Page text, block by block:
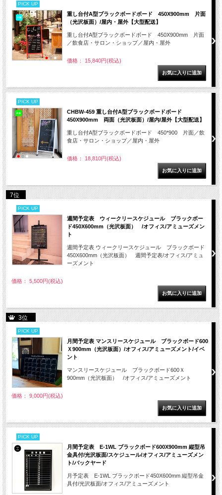
PICK UP
重し台付A型ブラックボードボード 450X900mm 片面
（光沢板面）/屋内・屋外【大型配送】
重し台付A型ブラックボードボード 450X900mm 片面
／飲食店・サロン・ショップ／屋内・屋外
価格： 15,840円(税込)
PICK UP
CHBW-459 重し台付A型ブラックボードボード
450X900mm 両面（光沢板面）/屋内/屋外【大型配送】
重し台付A型ブラックボードボード 450*900 片面／飲
食店・サロン・ショップ／屋内・屋外
価格： 18,810円(税込)
7位
PICK UP
週間予定表 ウィークリースケジュール ブラックボー
ド450X600mm（光沢板面） /オフィス/アミューズメン
ト
週間予定表 ウィークリースケジュール ブラックボード
450X600mm（光沢板面） 週間予定表/オフィス/アミュ
ーズメント
価格： 5,500円(税込)
3位
PICK UP
月間予定表 マンスリースケジュール ブラックボード600
Ｘ900mm（光沢板面）/オフィス/アミューズメント/イベ
ント
マンスリースケジュール ブラックボード600Ｘ
900mm（光沢板面） /オフィス/アミューズメント
価格： 9,000円(税込)
PICK UP
月間予定表 E-1WL ブラックボード600X900mm 縦型吊
金具付/光沢板面/スケジュール/オフィス/アミューズメン
ト/バックヤード
月予定表 E-1WL ブラックボード450X600mm 縦型吊金
具付/光沢板面/オフィス/アミューズメント